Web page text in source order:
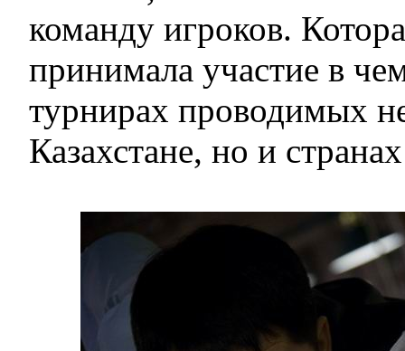
команду игроков.
принимала участие в
турнирах проводимых
Казахстане, но и